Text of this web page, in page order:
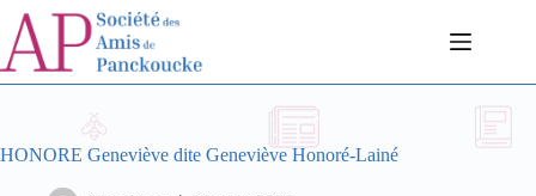
Passer
contenu
HONORE Geneviève dite Geneviève Honoré-Lainé